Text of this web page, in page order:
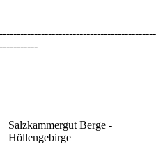
Salzkammergut Berge -
Höllengebirge